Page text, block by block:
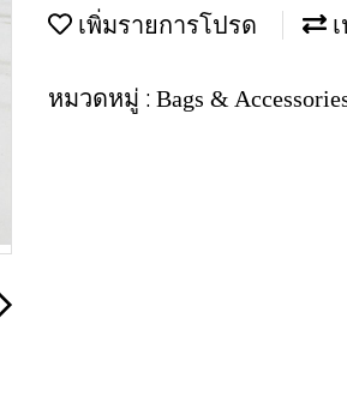
เพิ่มรายการโปรด
หมวดหมู่ : Bags &